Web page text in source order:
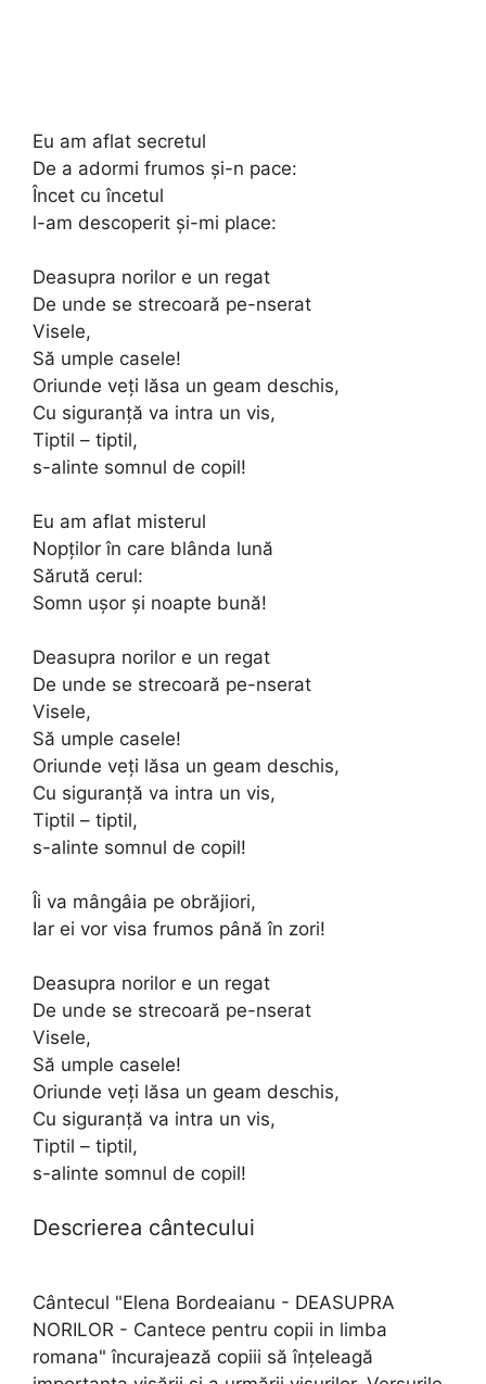
Eu am aflat secretul
De a adormi frumos şi-n pace:
Încet cu încetul
l-am descoperit şi-mi place:
Deasupra norilor e un regat
De unde se strecoară pe-nserat
Visele,
Să umple casele!
Oriunde veţi lăsa un geam deschis,
Cu siguranţă va intra un vis,
Tiptil – tiptil,
s-alinte somnul de copil!
Eu am aflat misterul
Nopţilor în care blânda lună
Sărută cerul:
Somn uşor şi noapte bună!
Deasupra norilor e un regat
De unde se strecoară pe-nserat
Visele,
Să umple casele!
Oriunde veţi lăsa un geam deschis,
Cu siguranţă va intra un vis,
Tiptil – tiptil,
s-alinte somnul de copil!
Îi va mângâia pe obrăjiori,
Iar ei vor visa frumos până în zori!
Deasupra norilor e un regat
De unde se strecoară pe-nserat
Visele,
Să umple casele!
Oriunde veţi lăsa un geam deschis,
Cu siguranţă va intra un vis,
Tiptil – tiptil,
s-alinte somnul de copil!
Descrierea cântecului
Cântecul "Elena Bordeaianu - DEASUPRA
NORILOR - Cantece pentru copii in limba
romana" încurajează copiii să înțeleagă